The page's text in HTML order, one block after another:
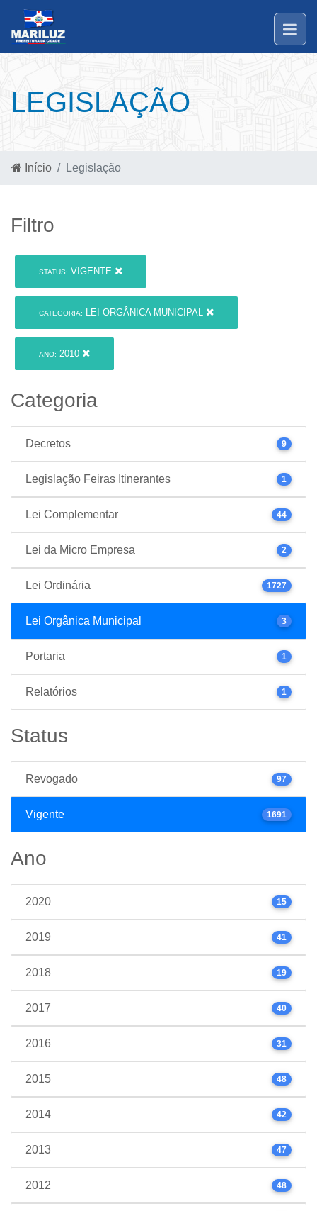
LEGISLAÇÃO
Início Legislação
Filtro
STATUS: VIGENTE
CATEGORIA: LEI ORGÂNICA MUNICIPAL
ANO: 2010
Categoria
Decretos 9
Legislação Feiras Itinerantes 1
Lei Complementar 44
Lei da Micro Empresa 2
Lei Ordinária 1727
Lei Orgânica Municipal 3
Portaria 1
Relatórios 1
Status
Revogado 97
Vigente 1691
Ano
2020 15
2019 41
2018 19
2017 40
2016 31
2015 48
2014 42
2013 47
2012 48